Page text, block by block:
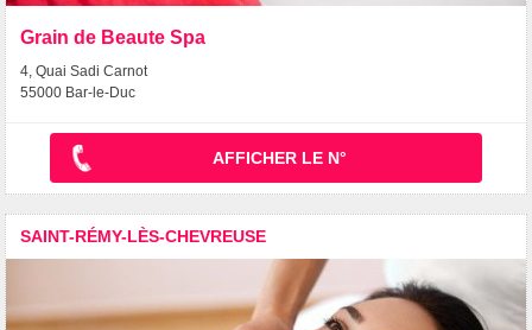
Grain de Beaute Spa
4, Quai Sadi Carnot
55000 Bar-le-Duc
AFFICHER LE N°
SAINT-RÉMY-LÈS-CHEVREUSE